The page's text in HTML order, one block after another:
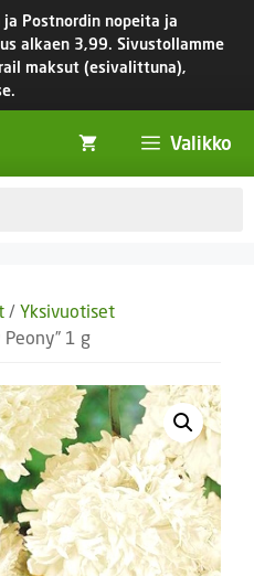
Postnordin nopeita ja
alkaen 3,99. Sivustollamme
maksut (esivalittuna),
Valikko
/ Yksivuotiset
1 g